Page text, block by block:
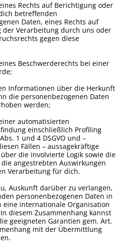
Rechts auf Berichtigung oder
betreffenden
Daten, eines Rechts auf
der Verarbeitung durch uns oder
gegen diese
Beschwerderechts bei einer
Informationen über die Herkunft
die personenbezogenen Daten
werden;
automatisierten
einschließlich Profiling
1 und 4 DSGVO und –
Fällen – aussagekräftige
die involvierte Logik sowie die
angestrebten Auswirkungen
Verarbeitung für dich.
Auskunft darüber zu verlangen,
personenbezogenen Daten in
internationale Organisation
diesem Zusammenhang kannst
geeigneten Garantien gem. Art.
mit der Übermittlung